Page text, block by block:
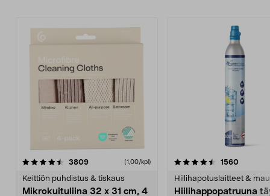
3809arvostelut (1,00/kpl)
Keittiön puhdistus & tiskaus
Mikrokuituliina 32 x 31 cm, 4
4.5viidestä
1560
Hiilihapotuslaitteet &
Hiilihappopatruuna
4.5viidestä